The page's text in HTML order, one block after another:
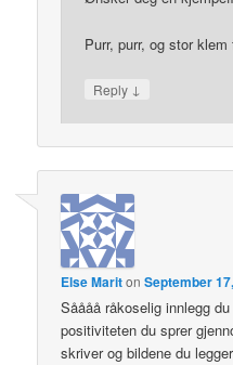
Purr, purr, og stor
Reply ↓
Else MaritonSeptember
Såååå råkoselig innlegg
positiviteten du sprer
skriver og bildene du